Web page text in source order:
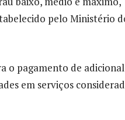
pelo Ministério
o pagamento de
em serviços